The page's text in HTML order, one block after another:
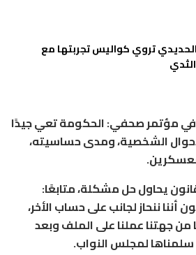
تروي كواليس تجربتها مع
في مؤتمر صحفي: الحكومة تعي جيدًا
الشخصية، ومدى حساسيته،
يحاول حل مشكلة، متابعًا:
ننحاز لجانب على حساب الأخر،
من جهتنا عملنا على الملف وبعد
لمجلس النواب.